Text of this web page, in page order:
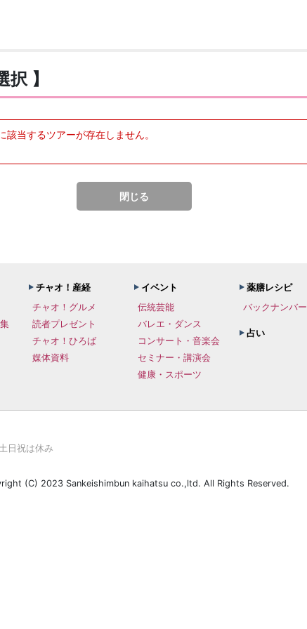
】
当するツアーが存在しません。
閉じる
チャオ！産経
チャオ！グルメ
読者プレゼント
チャオ！ひろば
媒体資料
イベント
伝統芸能
バレエ・ダンス
コンサート・音楽会
セミナー・講演会
健康・スポーツ
薬膳レシピ
バックナンバー
占い
日祝は休み
(C) 2023 Sankeishimbun kaihatsu co.,ltd. All Rights Reserved.